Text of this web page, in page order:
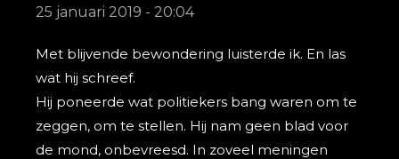
25 januari 2019 - 20:04
Met blijvende bewondering luisterde ik. En las
wat hij schreef.
Hij poneerde wat politiekers bang waren om te
zeggen, om te stellen. Hij nam geen blad voor
de mond, onbevreesd. In zoveel meningen